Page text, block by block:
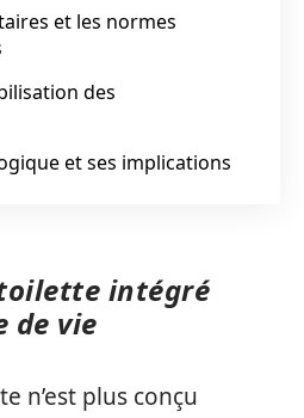
et les normes
des
et ses implications
intégré
de vie
n’est plus conçu